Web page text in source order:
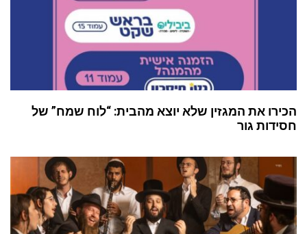
הכירו את המגזין שלא יוצא מהבית: “לוח שמח” של
חסידות גור